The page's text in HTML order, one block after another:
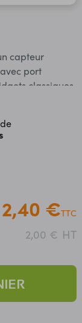
capteur
port
HUB5000
2,40 €TTC
2,00 € HT